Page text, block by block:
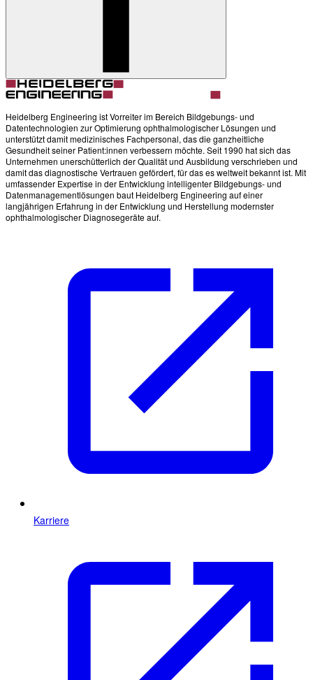
Heidelberg Engineering ist Vorreiter im Bereich Bildgebungs- und
Datentechnologien zur Optimierung ophthalmologischer Lösungen und
unterstützt damit medizinisches Fachpersonal, das die ganzheitliche
Gesundheit seiner Patient:innen verbessern möchte. Seit 1990 hat sich das
Unternehmen unerschütterlich der Qualität und Ausbildung verschrieben und
damit das diagnostische Vertrauen gefördert, für das es weltweit bekannt ist. Mit
umfassender Expertise in der Entwicklung intelligenter Bildgebungs- und
Datenmanagementlösungen baut Heidelberg Engineering auf einer
langjährigen Erfahrung in der Entwicklung und Herstellung modernster
ophthalmologischer Diagnosegeräte auf.
Karriere